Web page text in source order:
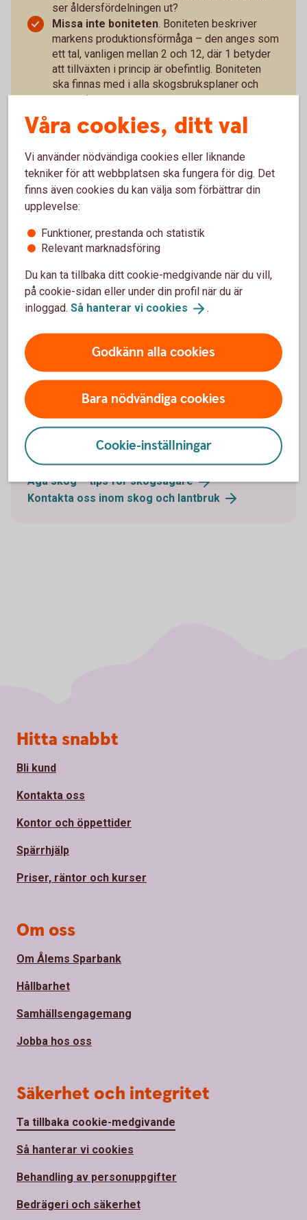
ser åldersfördelningen ut?
Missa inte boniteten . Boniteten beskriver
markens produktionsförmåga – den anges som
ett tal, vanligen mellan 2 och 12, där 1 betyder
att tillväxten i princip är obefintlig. Boniteten
ska finnas med i alla skogsbruksplaner och
prospekt.
Ta hjälp av våra skog- och
lantbruksansvarigaför en bedömning på
Bedöm tillgängligheten. Saknas skogsvägar
eller är marken kuperad?
Tänk till kring finansiering,räkna, analysera
och ta kontakt med banken i tid.
Försök att förutse det oväntade
anspråk kan kommuner och andra myndigheter
tänkas ha på fastigheten i framtiden, för
bostadsbyggande, vägar och annan
infrastruktur?
Prata med oss inför din investering
Vill du prata med någon innan du köper skog?
Kontakta oss så går vi igenom hur vi kan hjälpa dig i
din investering.
Äga skog – tips förskogsägare
Kontakta oss inom skog och lantbruk
Våra cookies, ditt val
Vi använder nödvändiga cookies eller liknande
tekniker för att webbplatsen ska fungera för dig. Det
finns även cookies du kan välja som förbättrar din
upplevelse:
Funktioner, prestanda och statistik
Relevant marknadsföring
Du kan ta tillbaka ditt cookie-medgivande när du vill,
på cookie-sidan eller under din profil när du är
inloggad. Så hanterar vi cookies .
Godkänn alla cookies
Bara nödvändiga cookies
Cookie-inställningar
Sidfot
Hitta snabbt
Bli kund
Kontakta oss
Kontor och öppettider
Spärrhjälp
Priser, räntor och kurser
Om oss
Om Ålems Sparbank
Hållbarhet
Samhällsengagemang
Jobba hos oss
Säkerhet och integritet
Ta tillbaka cookie-medgivande
Så hanterar vi cookies
Behandling av personuppgifter
Bedrägeri och säkerhet